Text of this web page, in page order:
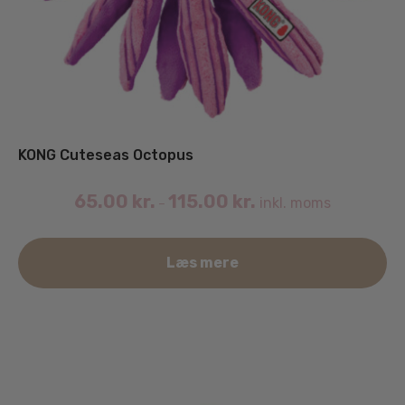
KONG Cuteseas Octopus
65.00 kr. – 115.00 kr. inkl. moms
Læs mere